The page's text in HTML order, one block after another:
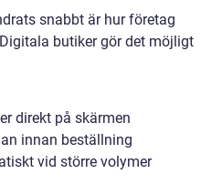
snabbt är hur företag
butiker gör det möjligt
direkt på skärmen
innan beställning
vid större volymer